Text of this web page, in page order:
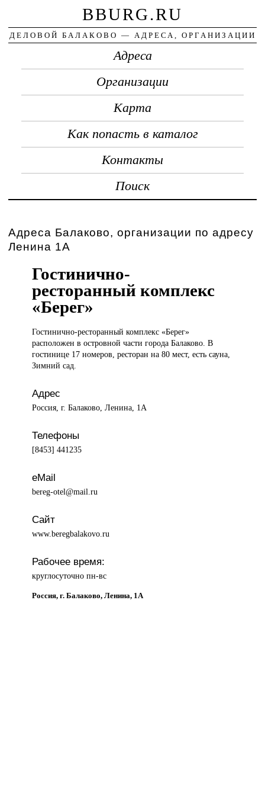
BBURG.RU
ДЕЛОВОЙ БАЛАКОВО — АДРЕСА, ОРГАНИЗАЦИИ
Адреса
Организации
Карта
Как попасть в каталог
Контакты
Поиск
Адреса Балаково, организации по адресу
Ленина 1А
Гостинично-
ресторанный комплекс
«Берег»
Гостинично-ресторанный комплекс«Берег»
расположен в островной части города Балаково. В
гостинице 17 номеров, ресторан на 80 мест, есть сауна,
Зимний сад.
Адрес
Россия, г. Балаково, Ленина, 1А
Телефоны
[8453] 441235
eMail
bereg-otel@mail.ru
Сайт
www.beregbalakovo.ru
Рабочее время:
круглосуточно пн-вс
Россия, г. Балаково, Ленина, 1А